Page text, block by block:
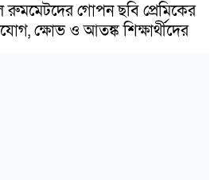
গোপন ছবি প্রেমিকের
ক্ষোভ ও আতঙ্ক শিক্ষার্থীদের